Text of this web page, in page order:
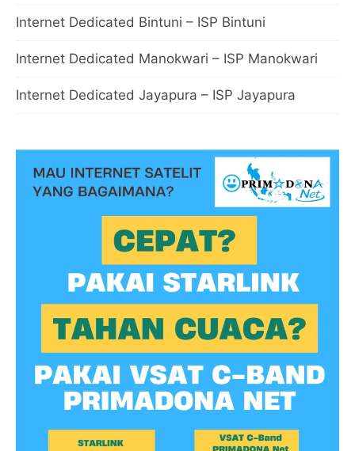
Internet Dedicated Bintuni – ISP Bintuni
Internet Dedicated Manokwari – ISP Manokwari
Internet Dedicated Jayapura – ISP Jayapura